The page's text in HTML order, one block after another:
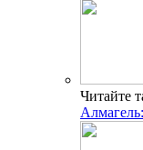
Читайте